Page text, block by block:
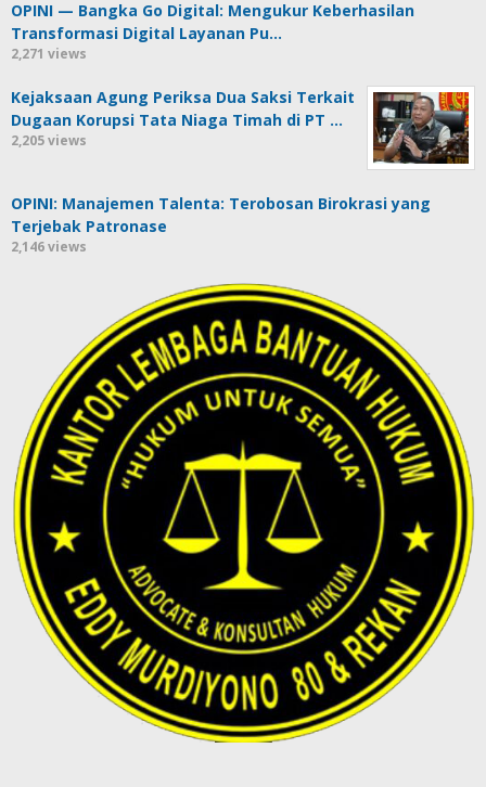
OPINI — Bangka Go Digital: Mengukur Keberhasilan
Transformasi Digital Layanan Pu…
2,271 views
Kejaksaan Agung Periksa Dua Saksi Terkait
Dugaan Korupsi Tata Niaga Timah di PT …
2,205 views
OPINI: Manajemen Talenta: Terobosan Birokrasi yang
Terjebak Patronase
2,146 views